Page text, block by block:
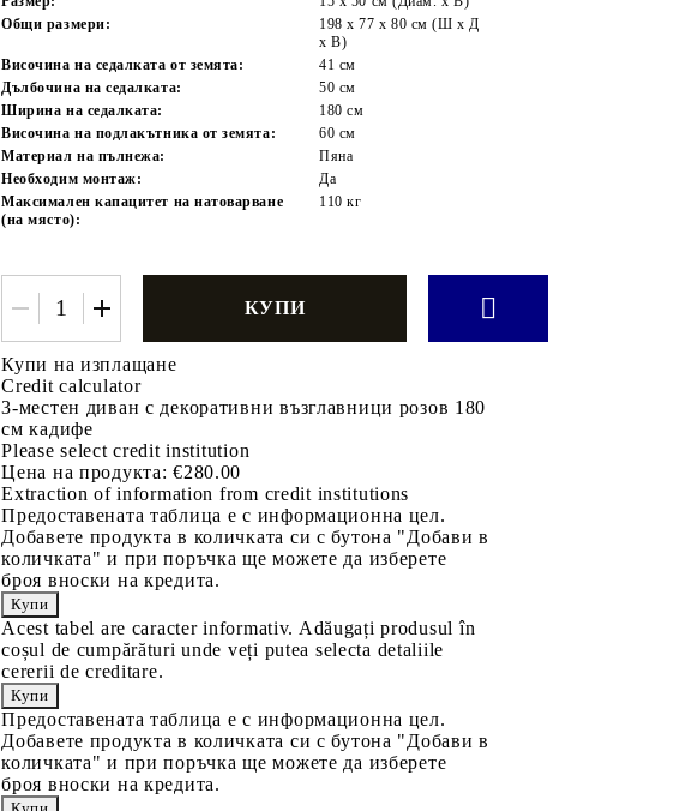
Общи размери:
198 x 77 x 80 см (Ш x Д
x В)
Височина на седалката от земята:
41 см
Дълбочина на седалката:
50 см
Ширина на седалката:
180 см
Височина на подлакътника от земята:
60 см
Материал на пълнежа:
Пяна
Необходим монтаж:
Да
Максимален капацитет на натоварване
(на място):
110 кг
Купи на изплащане
Credit calculator
3-местен диван с декоративни възглавници розов 180
см кадифе
Please select credit institution
Цена на продукта: €280.00
Extraction of information from credit institutions
Предоставената таблица е с информационна цел.
Добавете продукта в количката си с бутона "Добави в
количката" и при поръчка ще можете да изберете
броя вноски на кредита.
Acest tabel are caracter informativ. Adăugați produsul în
coșul de cumpărături unde veți putea selecta detaliile
cererii de creditare.
Предоставената таблица е с информационна цел.
Добавете продукта в количката си с бутона "Добави в
количката" и при поръчка ще можете да изберете
броя вноски на кредита.